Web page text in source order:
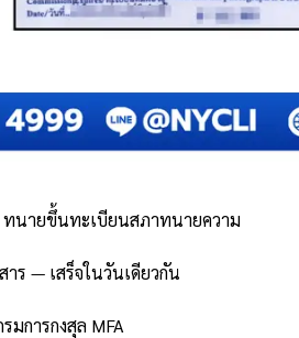
ทนายขึ้นทะเบียนสภาทนายความ
ร — เสร็จในวันเดียวกัน
การกงสุล MFA